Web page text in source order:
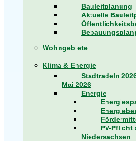
Bauleitplanung
Aktuelle
Wohngebiete
Klima & Energie
Stadtradeln
Mai 2026
Energie
PV-Pflicht
Niedersachsen